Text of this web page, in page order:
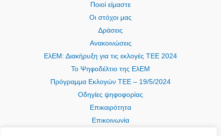
Ποιοί είμαστε
Οι στόχοι μας
Δράσεις
Ανακοινώσεις
ΕλΕΜ: Διακήρυξη για τις εκλογές ΤΕΕ 2024
Το Ψηφοδέλτιο της ΕλΕΜ
Πρόγραμμα Εκλογών ΤΕΕ – 19/5/2024
Οδηγίες ψηφοφορίας
Επικαιρότητα
Επικοινωνία